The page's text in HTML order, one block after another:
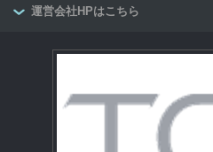
運営会社HPはこちら